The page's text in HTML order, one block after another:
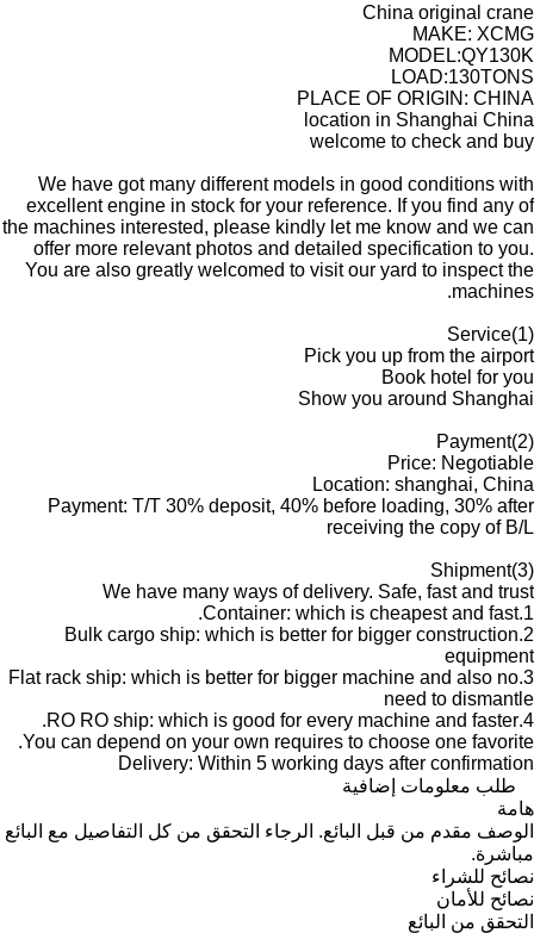
China original crane
MAKE: XCMG
MODEL:QY130K
LOAD:130TONS
PLACE OF ORIGIN: CHINA
location in Shanghai China
welcome to check and buy
We have got many different models in good conditions with
excellent engine in stock for your reference. If you find any of
the machines interested, please kindly let me know and we can
offer more relevant photos and detailed specification to you.
You are also greatly welcomed to visit our yard to inspect the
machines.
(1)Service
Pick you up from the airport
Book hotel for you
Show you around Shanghai
(2)Payment
Price: Negotiable
Location: shanghai, China
Payment: T/T 30% deposit, 40% before loading, 30% after
receiving the copy of B/L
(3)Shipment
We have many ways of delivery. Safe, fast and trust
1.Container: which is cheapest and fast.
2.Bulk cargo ship: which is better for bigger construction
equipment
3.Flat rack ship: which is better for bigger machine and also no
need to dismantle
4.RO RO ship: which is good for every machine and faster.
You can depend on your own requires to choose one favorite.
Delivery: Within 5 working days after confirmation
طلب معلومات إضافية
هامة
الوصف مقدم من قبل البائع. الرجاء التحقق من كل التفاصيل مع البائع
مباشرة.
نصائح للشراء
نصائح للأمان
التحقق من البائع